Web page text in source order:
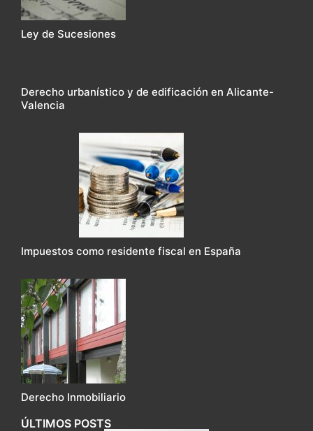
Ley de Sucesiones
Derecho urbanístico y de edificación en Alicante-
Valencia
Impuestos como residente fiscal en España
Derecho Inmobiliario
ÚLTIMOS POSTS